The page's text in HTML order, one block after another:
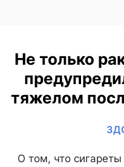
Не только
тяжелом
О том, что